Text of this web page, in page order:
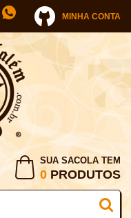
MINHA CONTA
SUA SACOLA TEM
0 PRODUTOS